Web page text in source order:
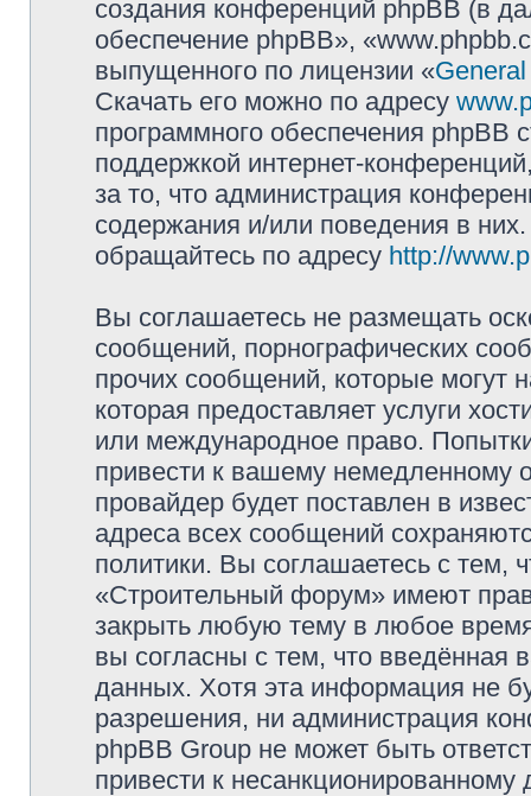
создания конференций phpBB (в
обеспечение phpBB»,
выпущенного по лицензии «
Скачать его можно по адресу
программного обеспечения phpBB
поддержкой интернет-
за то, что администрация
содержания и/или поведения в
обращайтесь по адресу http://
Вы соглашаетесь не размещать
сообщений, порнографических
прочих сообщений, которые могут
которая предоставляет услуги
или международное право.
привести к вашему немедленному
провайдер будет поставлен в
адреса всех сообщений
политики. Вы соглашаетесь с тем,
«Строительный форум» имеют
закрыть любую тему в любое
вы согласны с тем, что введённая
данных. Хотя эта информация не
разрешения, ни администрация
phpBB Group не может быть
привести к несанкционированному